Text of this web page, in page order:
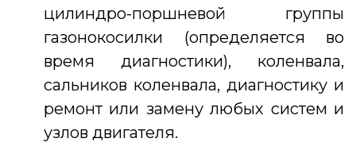
цилиндро-поршневой группы
газонокосилки (определяется во
время диагностики), коленвала,
сальников коленвала, диагностику и
ремонт или замену любых систем и
узлов двигателя.